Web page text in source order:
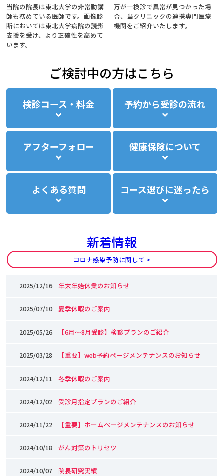
当院の院長は東北大学の非常勤講
師も務めている医師です。画像診
断においては東北大学病院の読影
支援を受け、より正確性を高めて
います。
万が一検診で異常が見つかった場
合、当クリニックの連携専門医療
機関をご紹介いたします。
ご検討中の方はこちら
検診コース・料金 予約から受診の流れ
アフターフォロー 健康保険について
よくある質問 コース選びに迷ったら
新着情報
コロナ感染予防に関して >
2025/12/16 年末年始休業のお知らせ
2025/07/10 夏季休暇のご案内
2025/05/26 【6月～8月受診】検診プランのご紹介
2025/03/28 【重要】web予約ページメンテナンスのお知らせ
2024/12/11 冬季休暇のご案内
2024/12/02 受診月指定プランのご紹介
2024/11/22 【重要】ホームページメンテナンスのお知らせ
2024/10/18 がん対策のトリセツ
2024/10/07 院長研究実績